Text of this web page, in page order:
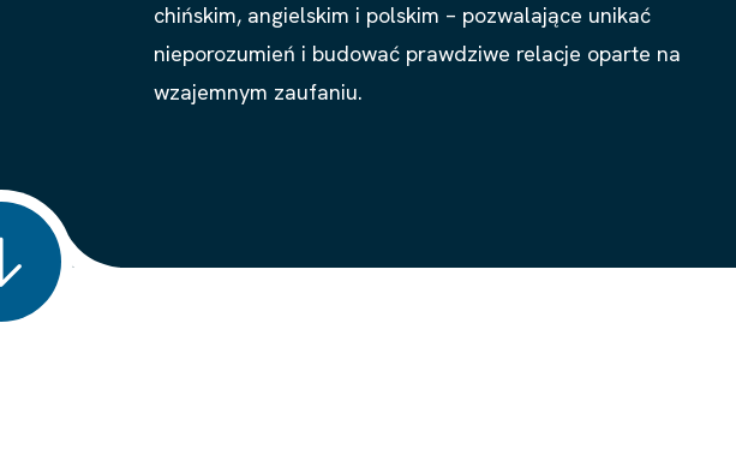
chińskim, angielskim i polskim – pozwalające unikać
nieporozumień i budować prawdziwe relacje oparte na
wzajemnym zaufaniu.